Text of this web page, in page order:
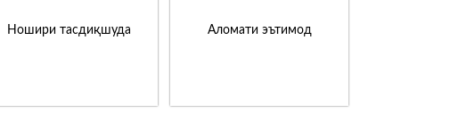
Ношири тасдиқшуда Аломати эътимод